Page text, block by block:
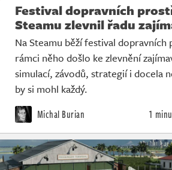
Komunita
Redakce
Živě
Festival dopravních
Steamu zlevnil řadu
Na Steamu běží festival
rámci něho došlo ke zlevnění
simulací, závodů, strategií i docela
by si mohl každý.
Michal Burian 1